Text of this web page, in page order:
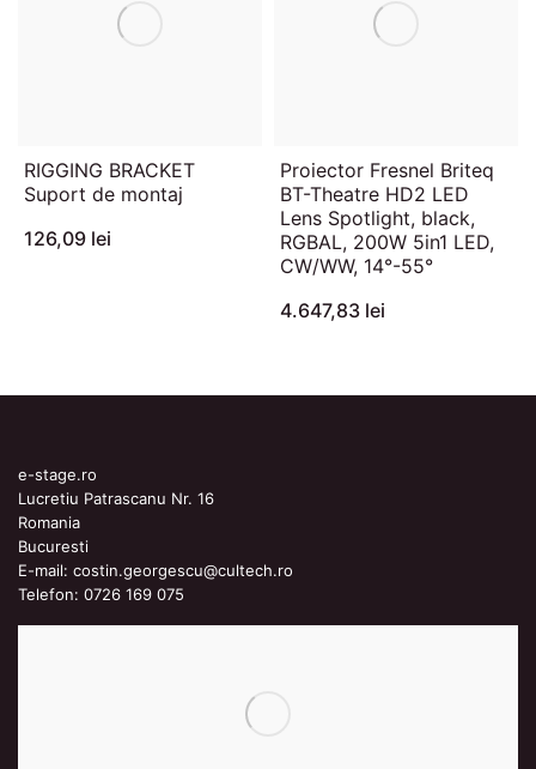
RIGGING BRACKET
Suport de montaj
126,09 lei
Proiector Fresnel Briteq
BT-Theatre HD2 LED
Lens Spotlight, black,
RGBAL, 200W 5in1 LED,
CW/WW, 14°-55°
4.647,83 lei
e-stage.ro
Lucretiu Patrascanu Nr. 16
Romania
Bucuresti
E-mail: costin.georgescu@cultech.ro
Telefon: 0726 169 075